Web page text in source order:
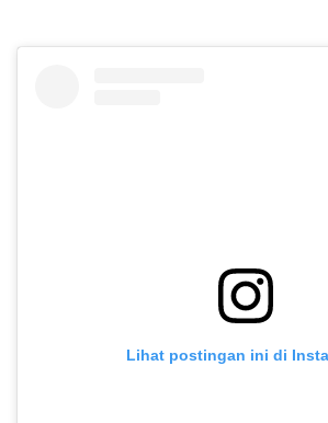
Lihat postingan ini di